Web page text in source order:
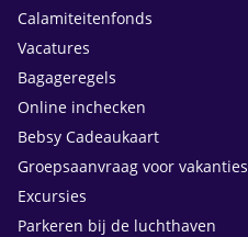
Calamiteitenfonds
Vacatures
Bagageregels
Online inchecken
Bebsy Cadeaukaart
Groepsaanvraag voor vakanties
Excursies
Parkeren bij de luchthaven